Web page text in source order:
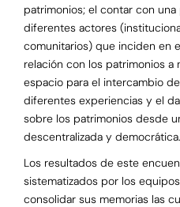
patrimonios; el contar con
diferentes actores
comunitarios) que inciden en
relación con los patrimonios a
espacio para el intercambio
diferentes experiencias y el
sobre los patrimonios desde
descentralizada y democrática.
Los resultados de este
sistematizados por los
consolidar sus memorias las